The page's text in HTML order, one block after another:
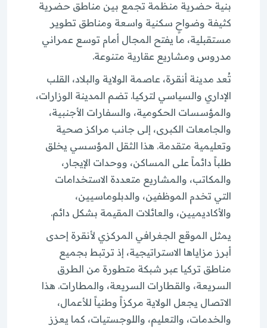
بنية حضرية منظمة تجمع بين مناطق حضرية
كثيفة وضواحٍ سكنية واسعة ومناطق تطوير
مستقبلية، ما يفتح المجال أمام توسع عمراني
مدروس ومشاريع عقارية متنوعة.
تُعد مدينة أنقرة، عاصمة الولاية والبلاد، القلب
الإداري والسياسي لتركيا. تضم المدينة الوزارات،
والمؤسسات الحكومية، والسفارات الأجنبية،
والجامعات الكبرى، إلى جانب مراكز صحية
وتعليمية متقدمة. هذا الثقل المؤسسي يخلق
طلباً دائماً على المساكن، ووحدات الإيجار،
والمكاتب، والمشاريع متعددة الاستخدامات
التي تخدم الموظفين، والدبلوماسيين،
والأكاديميين، والعائلات المقيمة بشكل دائم.
يمثل الموقع الجغرافي المركزي لأنقرة إحدى
أبرز مزاياها الاستراتيجية، إذ ترتبط بجميع
مناطق تركيا عبر شبكة متطورة من الطرق
السريعة، والقطارات السريعة، والمطارات. هذا
الاتصال يجعل الولاية مركزاً وطنياً للأعمال،
والخدمات، والتعليم، واللوجستيات، كما يعزز